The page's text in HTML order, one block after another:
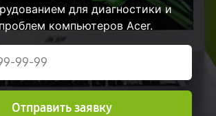
для диагностики и
компьютеров Acer.
Отправить заявку